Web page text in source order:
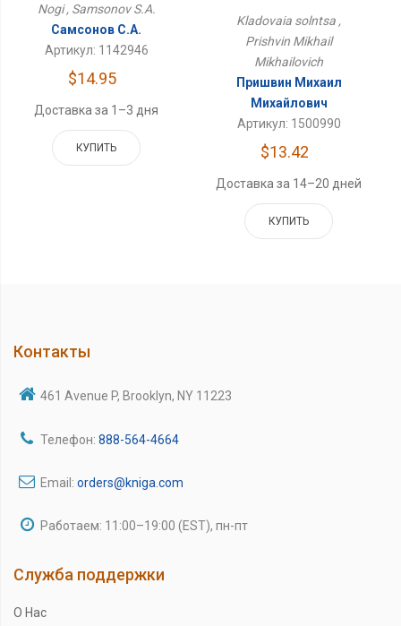
Nogi , Samsonov S.A.
Самсонов С.А.
Артикул: 1142946
$14.95
Доставка за 1–3 дня
КУПИТЬ
Kladovaia solntsa ,
Prishvin Mikhail
Mikhailovich
Пришвин Михаил
Михайлович
Артикул: 1500990
$13.42
Доставка за 14–20 дней
КУПИТЬ
Контакты
461 Avenue P, Brooklyn, NY 11223
Телефон: 888-564-4664
Email: orders@kniga.com
Работаем: 11:00–19:00 (EST), пн-пт
Служба поддержки
О Нас